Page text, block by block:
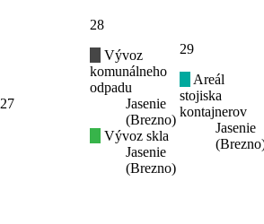
27
28
Vývoz
komunálneho
odpadu
Jasenie
(Brezno)
Vývoz skla
Jasenie
(Brezno)
29
Areál
stojiska
kontajnerov
Jasenie